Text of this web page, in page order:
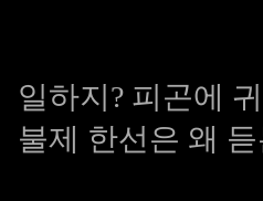
일하지? 피곤에
불제 한선은 왜